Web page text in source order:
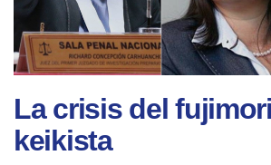
La crisis del
keikista